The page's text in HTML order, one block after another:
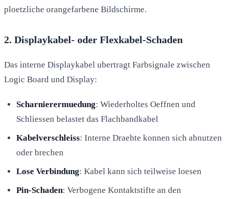
ploetzliche orangefarbene Bildschirme.
2. Displaykabel- oder Flexkabel-Schaden
Das interne Displaykabel ubertragt Farbsignale zwischen
Logic Board und Display:
Scharnierermuedung: Wiederholtes Oeffnen und
Schliessen belastet das Flachbandkabel
Kabelverschleiss: Interne Draehte konnen sich abnutzen
oder brechen
Lose Verbindung: Kabel kann sich teilweise loesen
Pin-Schaden: Verbogene Kontaktstifte an den